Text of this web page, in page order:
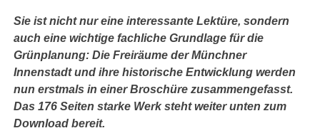
Sie ist nicht nur eine interessante Lektüre, sondern
auch eine wichtige fachliche Grundlage für die
Grünplanung: Die Freiräume der Münchner
Innenstadt und ihre historische Entwicklung werden
nun erstmals in einer Broschüre zusammengefasst.
Das 176 Seiten starke Werk steht weiter unten zum
Download bereit.